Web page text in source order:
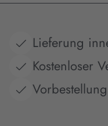
Lieferung
Kostenloser